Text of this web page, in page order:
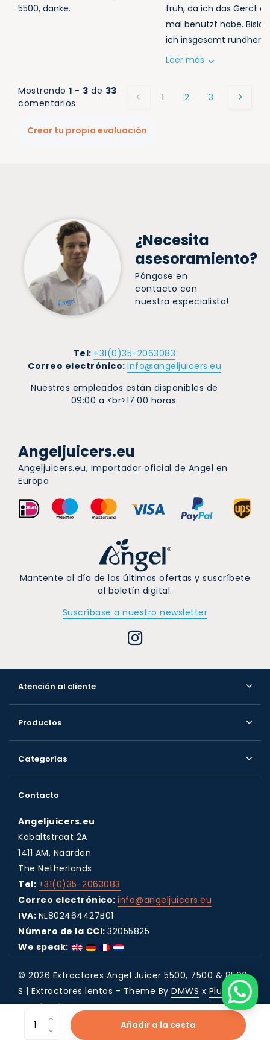
Añadir a la cesta
5500, danke.
früh, da ich das Gerät
mal benutzt habe.
ich insgesamt
Leer más
Mostrando 1 - 3 de 33
comentarios
1 2 3
Crear tu propia evaluación
¿Necesita
asesoramiento?
Póngase en
contacto con
nuestra especialista!
Tel: +31(0)35-2063083
Correo electrónico: info@angeljuicers.eu
Nuestros empleados están disponibles de
09:00 a <br>17:00 horas.
Angeljuicers.eu
Angeljuicers.eu, Importador oficial de Angel en
Europa
Mantente al día de las últimas ofertas y suscríbete
al boletín digital.
Suscríbase a nuestro newsletter
Atención al cliente
Productos
Categorías
Contacto
Angeljuicers.eu
Kobaltstraat 2A
1411 AM, Naarden
The Netherlands
Tel: +31(0)35-2063083
Correo electrónico: info@angeljuicers.eu
IVA: NL802464427B01
Número de la CCI: 32055825
We speak:
© 2026 Extractores Angel Juicer 5500, 7500 & 8500
S | Extractores lentos - Theme By DMWS x Plus+
RSS feed